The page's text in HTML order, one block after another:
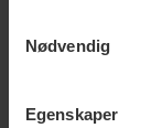
Nødvendig
Egenskaper